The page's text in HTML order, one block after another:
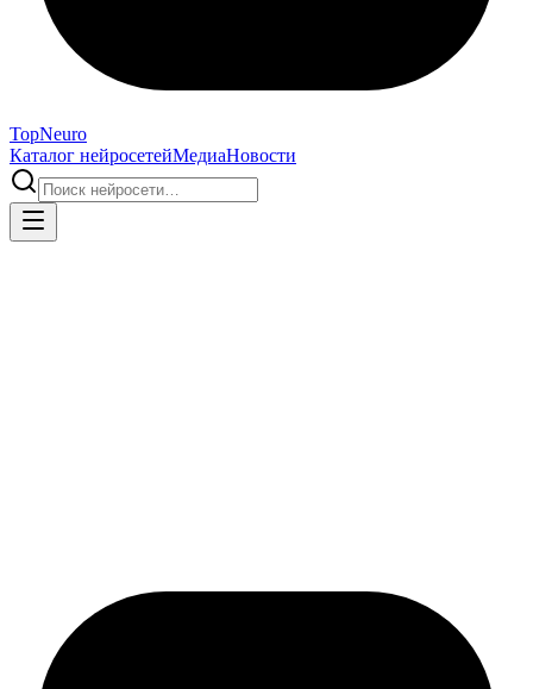
TopNeuro
Каталог нейросетейМедиаНовости